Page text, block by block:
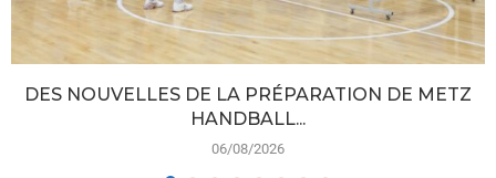
DES NOUVELLES DE LA PRÉPARATION DE METZ
HANDBALL...
06/08/2026